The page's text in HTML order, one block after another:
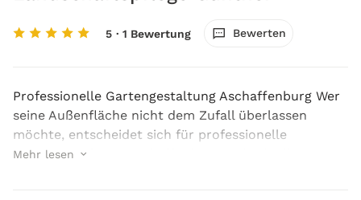
5 · 1 Bewertung Bewerten
Professionelle Gartengestaltung Aschaffenburg Wer
seine Außenfläche nicht dem Zufall überlassen
möchte, entscheidet sich für professionelle
Gartengestaltung Aschaffenburg. Individuelle
Mehr lesen